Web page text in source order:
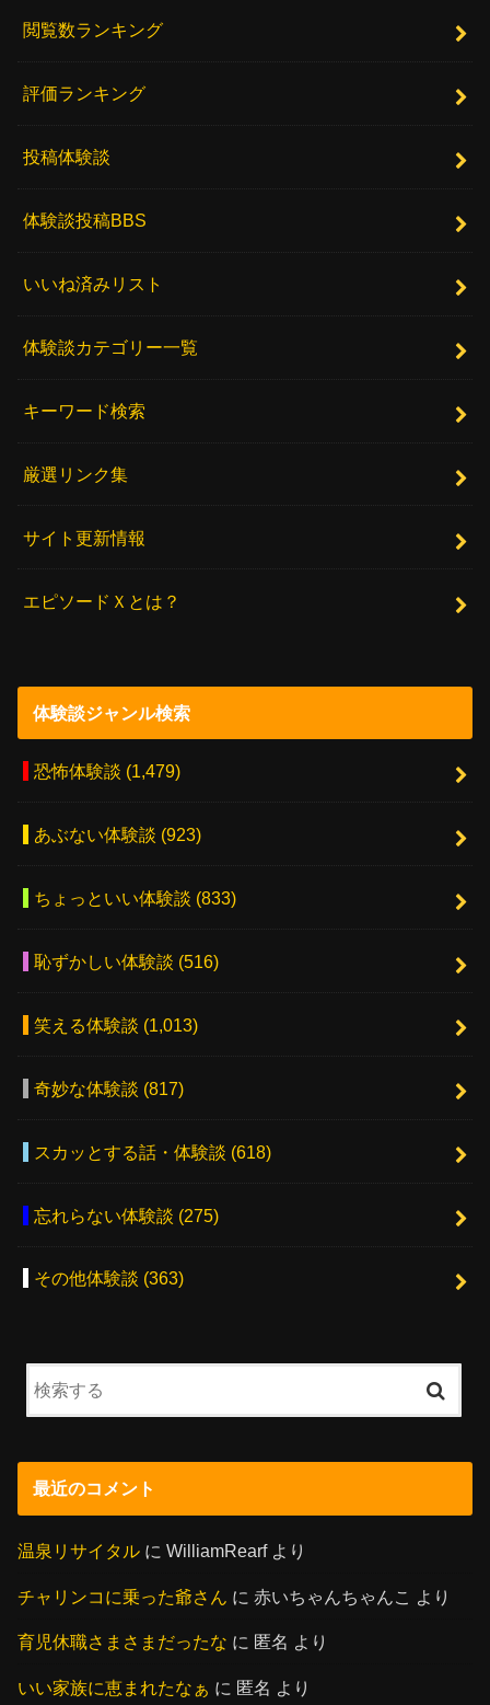
閲覧数ランキング
評価ランキング
投稿体験談
体験談投稿BBS
いいね済みリスト
体験談カテゴリー一覧
キーワード検索
厳選リンク集
サイト更新情報
エピソードＸとは？
体験談ジャンル検索
恐怖体験談 (1,479)
あぶない体験談 (923)
ちょっといい体験談 (833)
恥ずかしい体験談 (516)
笑える体験談 (1,013)
奇妙な体験談 (817)
スカッとする話・体験談 (618)
忘れらない体験談 (275)
その他体験談 (363)
最近のコメント
温泉リサイタル にWilliamRearfより
チャリンコに乗った爺さん に 赤いちゃんちゃんこ より
育児休職さまさまだったな に 匿名 より
いい家族に恵まれたなぁ に 匿名 より